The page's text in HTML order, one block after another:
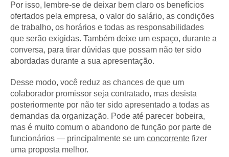
Por isso, lembre-se de deixar bem claro os benefícios
ofertados pela empresa, o valor do salário, as condições
de trabalho, os horários e todas as responsabilidades
que serão exigidas. Também deixe um espaço, durante a
conversa, para tirar dúvidas que possam não ter sido
abordadas durante a sua apresentação.
Desse modo, você reduz as chances de que um
colaborador promissor seja contratado, mas desista
posteriormente por não ter sido apresentado a todas as
demandas da organização. Pode até parecer bobeira,
mas é muito comum o abandono de função por parte de
funcionários — principalmente se um concorrente fizer
uma proposta melhor.